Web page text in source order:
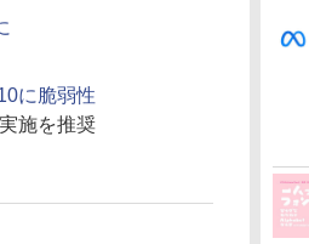
に脆弱性
施を推奨